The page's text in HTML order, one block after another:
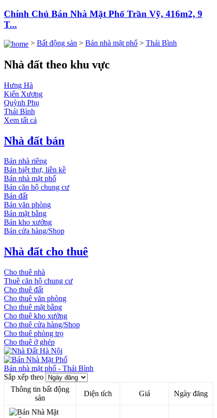
Chính Chủ Bán Nhà Mặt Phố Trần Vỹ, 416m2, 9
T...
> Bất động sản > Bán nhà mặt phố > Thái Bình
Nhà đất theo khu vực
Hưng Hà
Kiến Xương
Quỳnh Phụ
Thái Bình
Xem tất cả
Nhà đất bán
Bán nhà riêng
Bán biệt thự, liền kề
Bán nhà mặt phố
Bán căn hộ chung cư
Bán đất
Bán văn phòng
Bán mặt bằng
Bán kho xưởng
Bán cửa hàng/Shop
Nhà đất cho thuê
Cho thuê nhà
Thuê căn hộ chung cư
Cho thuê đất
Cho thuê văn phòng
Cho thuê mặt bằng
Cho thuê kho xưởng
Cho thuê cửa hàng/Shop
Cho thuê phòng trọ
Cho thuê ở ghép
Bán nhà mặt phố - Thái Bình
Sắp xếp theo
Thông tin bất động
sản
Diện tích Giá Ngày đăng